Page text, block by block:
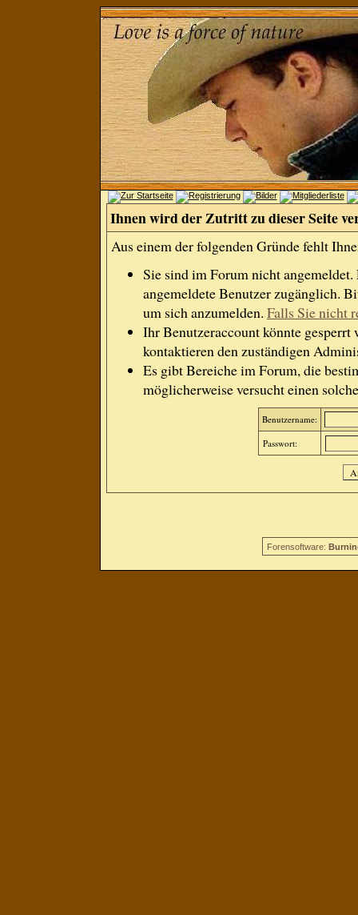
Ihnen wird der Zutritt zu dieser Seite
Aus einem der folgenden Gründe fehlt
Sie sind im Forum nicht
angemeldete Benutzer zugänglich.
um sich anzumelden. Falls Sie nicht
Ihr Benutzeraccount könnte gesperrt
kontaktieren den zuständigen
Es gibt Bereiche im Forum, die
möglicherweise versucht einen
Benutzername:
Passwort:
Forensoftware: